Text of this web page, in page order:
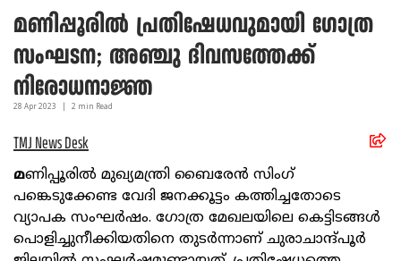
മണിപ്പൂരില്‍ പ്രതിഷേധവുമായി ഗോത്ര
സംഘടന; അഞ്ചു ദിവസത്തേക്ക്
നിരോധനാജ്ഞ
28 Apr 2023 2 min Read
TMJ News Desk
മണിപ്പൂരില്‍ മുഖ്യമന്ത്രി ബൈരേന്‍ സിംഗ്
പങ്കെടുക്കേണ്ട വേദി ജനക്കൂട്ടം കത്തിച്ചതോടെ
വ്യാപക സംഘര്‍ഷം. ഗോത്ര മേഖലയിലെ കെട്ടിടങ്ങള്‍
പൊളിച്ചുനീക്കിയതിനെ തുടര്‍ന്നാണ് ചുരാചാന്ദ്പൂര്‍